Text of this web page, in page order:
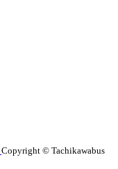
Copyright © Tachikawabus